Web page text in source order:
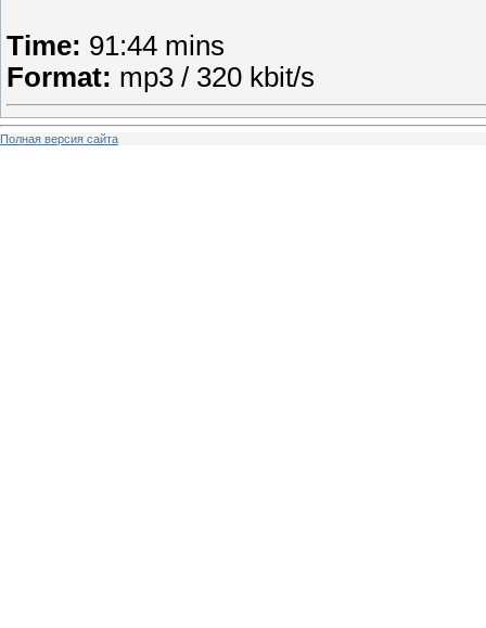
Time: 91:44 mins
Format: mp3 / 320 kbit/s
Полная версия сайта